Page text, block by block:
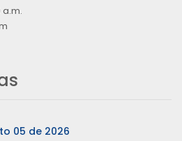
a.m.
05 de 2026